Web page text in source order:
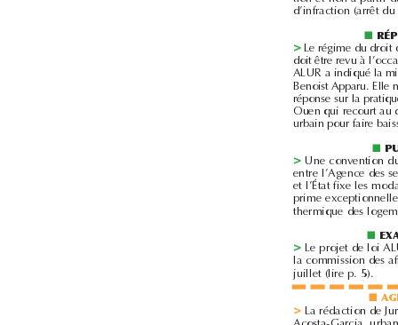
>
>
>
juillet (lire p.5).
>